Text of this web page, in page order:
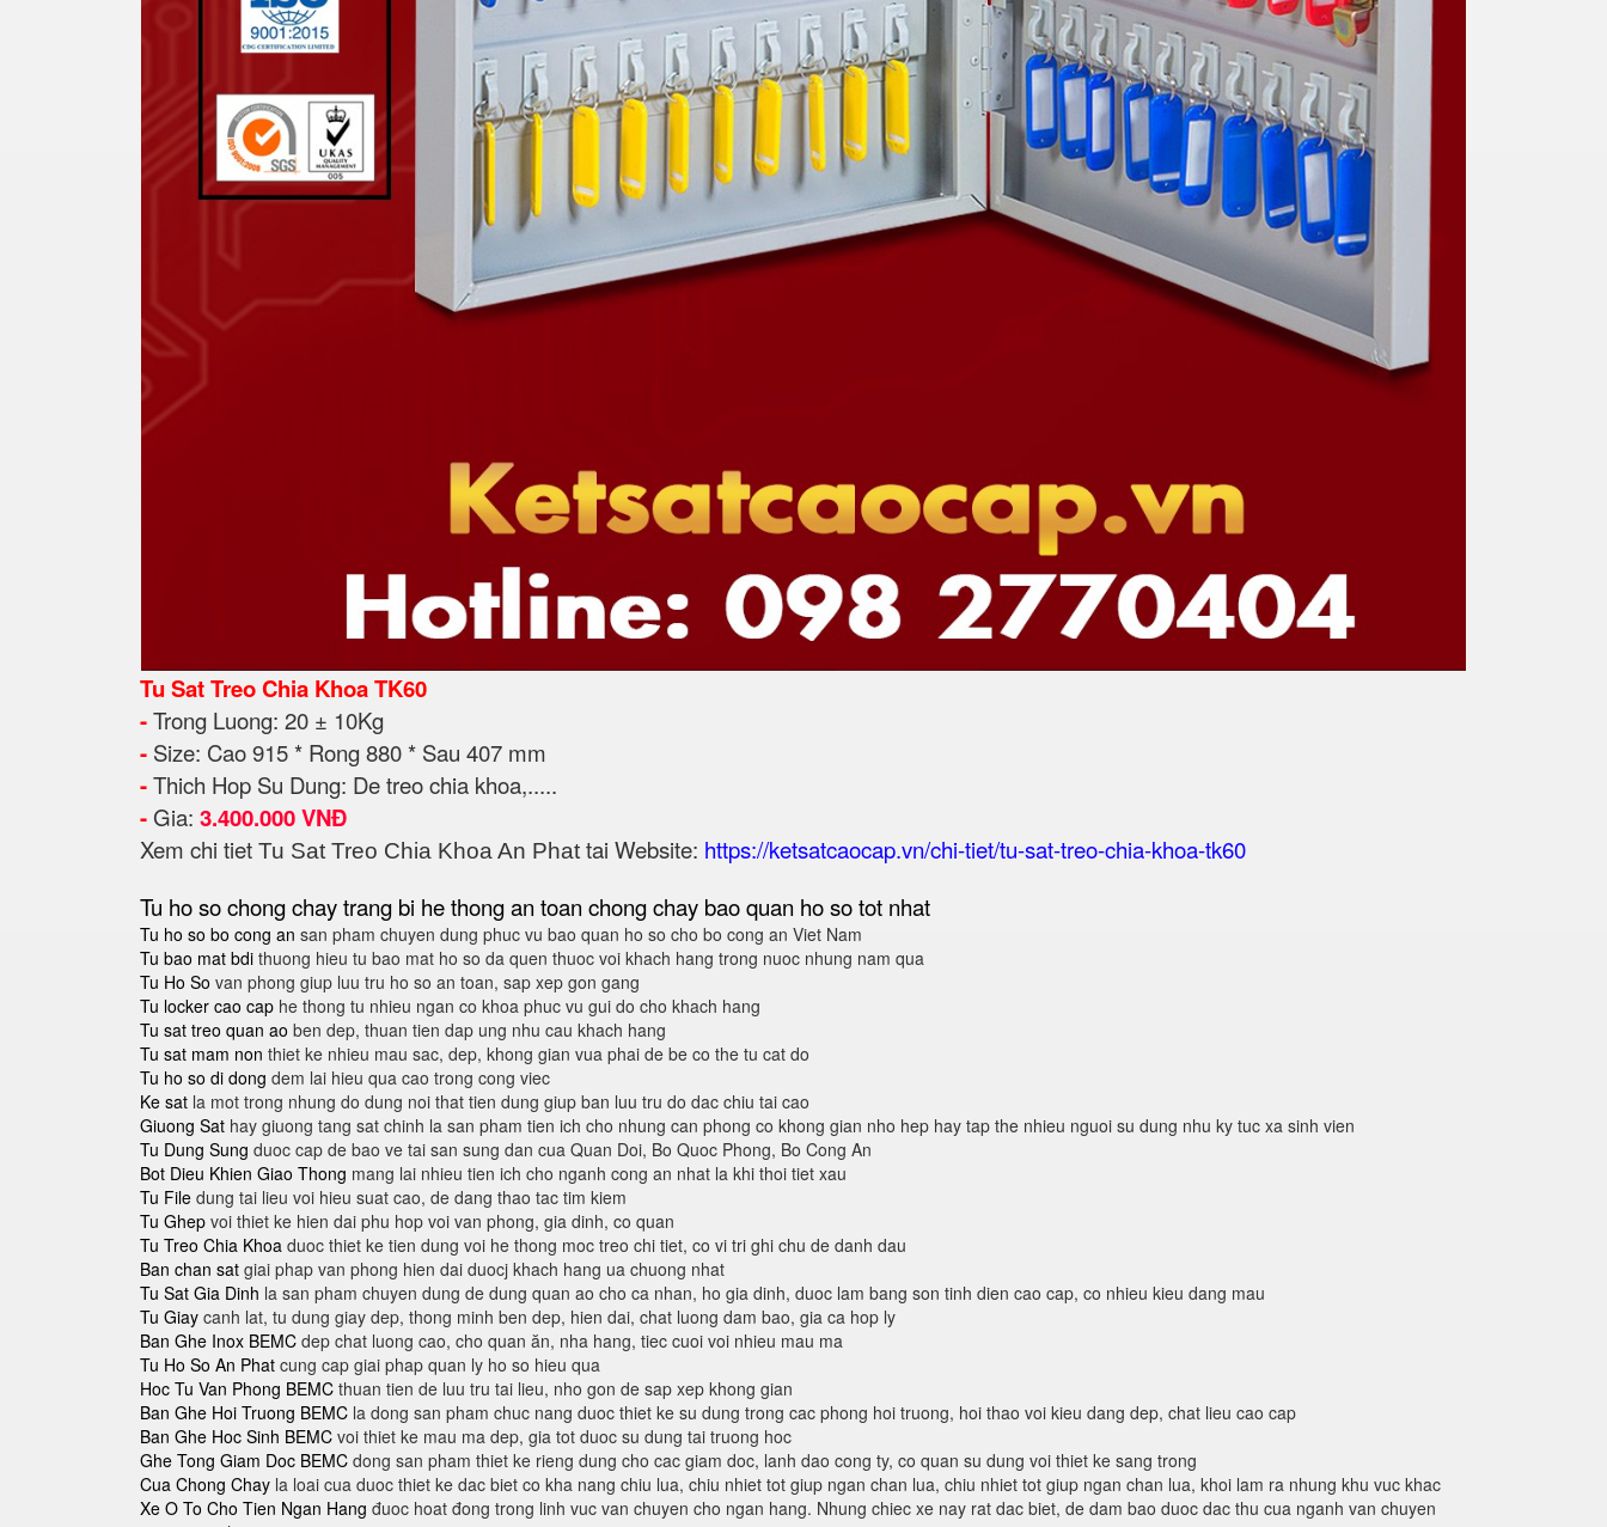
Tu Sat Treo Chia Khoa TK60
-Trong Luong: 20 ± 10Kg
- Size: Cao 915 * Rong 880 * Sau 407 mm
-Thich Hop Su Dung: De treo chia khoa,.....
- Gia: 3.400.000 VNĐ
Xem chi tiet Tu Sat Treo Chia Khoa An Phat tai Website: https://ketsatcaocap.vn/chi-tiet/tu-sat-treo-chia-khoa-tk60
Tu ho so chong chaytrang bi he thong an toan chong chay bao quan ho so tot nhat
Tu ho so bo cong an san pham chuyen dung phuc vu bao quan ho so cho bo cong an Viet Nam
Tu bao mat bdi thuong hieu tu bao mat ho so da quen thuoc voi khach hang trong nuoc nhung nam qua
Tu Ho So van phong giup luu tru ho so an toan, sap xep gon gang
Tu locker cao cap he thong tu nhieu ngan co khoa phuc vu gui do cho khach hang
Tu sat treo quan ao ben dep, thuan tien dap ung nhu cau khach hang
Tu sat mam non thiet ke nhieu mau sac, dep, khong gian vua phai de be co the tu cat do
Tu ho so di dong dem lai hieu qua cao trong cong viec
Ke sat la mot trong nhung do dung noi that tien dung giup ban luu tru do dac chiu tai cao
Giuong Sat hay giuong tang sat chinh la san pham tien ich cho nhung can phong co khong gian nho hep hay tap the nhieu nguoi su dung nhu ky tuc xa sinh vien
Tu Dung Sung duoc cap de bao ve tai san sung dan cua Quan Doi, Bo Quoc Phong, Bo Cong An
Bot Dieu Khien Giao Thong mang lai nhieu tien ich cho nganh cong an nhat la khi thoi tiet xau
Tu File dung tai lieu voi hieu suat cao, de dang thao tac tim kiem
Tu Ghep voi thiet ke hien dai phu hop voi van phong, gia dinh, co quan
Tu Treo Chia Khoa duoc thiet ke tien dung voi he thong moc treo chi tiet, co vi tri ghi chu de danh dau
Ban chan sat giai phap van phong hien dai duocj khach hang ua chuong nhat
Tu Sat Gia Dinh la san pham chuyen dung de dung quan ao cho ca nhan, ho gia dinh, duoc lam bang son tinh dien cao cap, co nhieu kieu dang mau
Tu Giay canh lat, tu dung giay dep, thong minh ben dep, hien dai, chat luong dam bao, gia ca hop ly
Ban Ghe Inox BEMC dep chat luong cao, cho quan ăn, nha hang, tiec cuoi voi nhieu mau ma
Tu Ho So An Phat cung cap giai phap quan ly ho so hieu qua
Hoc Tu Van Phong BEMC thuan tien de luu tru tai lieu, nho gon de sap xep khong gian
Ban Ghe Hoi Truong BEMC la dong san pham chuc nang duoc thiet ke su dung trong cac phong hoi truong, hoi thao voi kieu dang dep, chat lieu cao cap
Ban Ghe Hoc Sinh BEMC voi thiet ke mau ma dep, gia tot duoc su dung tai truong hoc
Ghe Tong Giam Doc BEMC dong san pham thiet ke rieng dung cho cac giam doc, lanh dao cong ty, co quan su dung voi thiet ke sang trong
Cua Chong Chay la loai cua duoc thiet ke dac biet co kha nang chiu lua, chiu nhiet tot giup ngan chan lua, chiu nhiet tot giup ngan chan lua, khoi lam ra nhung khu vuc khac
Xe O To Cho Tien Ngan Hang đuoc hoat đong trong linh vuc van chuyen cho ngan hang. Nhung chiec xe nay rat dac biet, de dam bao duoc dac thu cua nganh van chuyen